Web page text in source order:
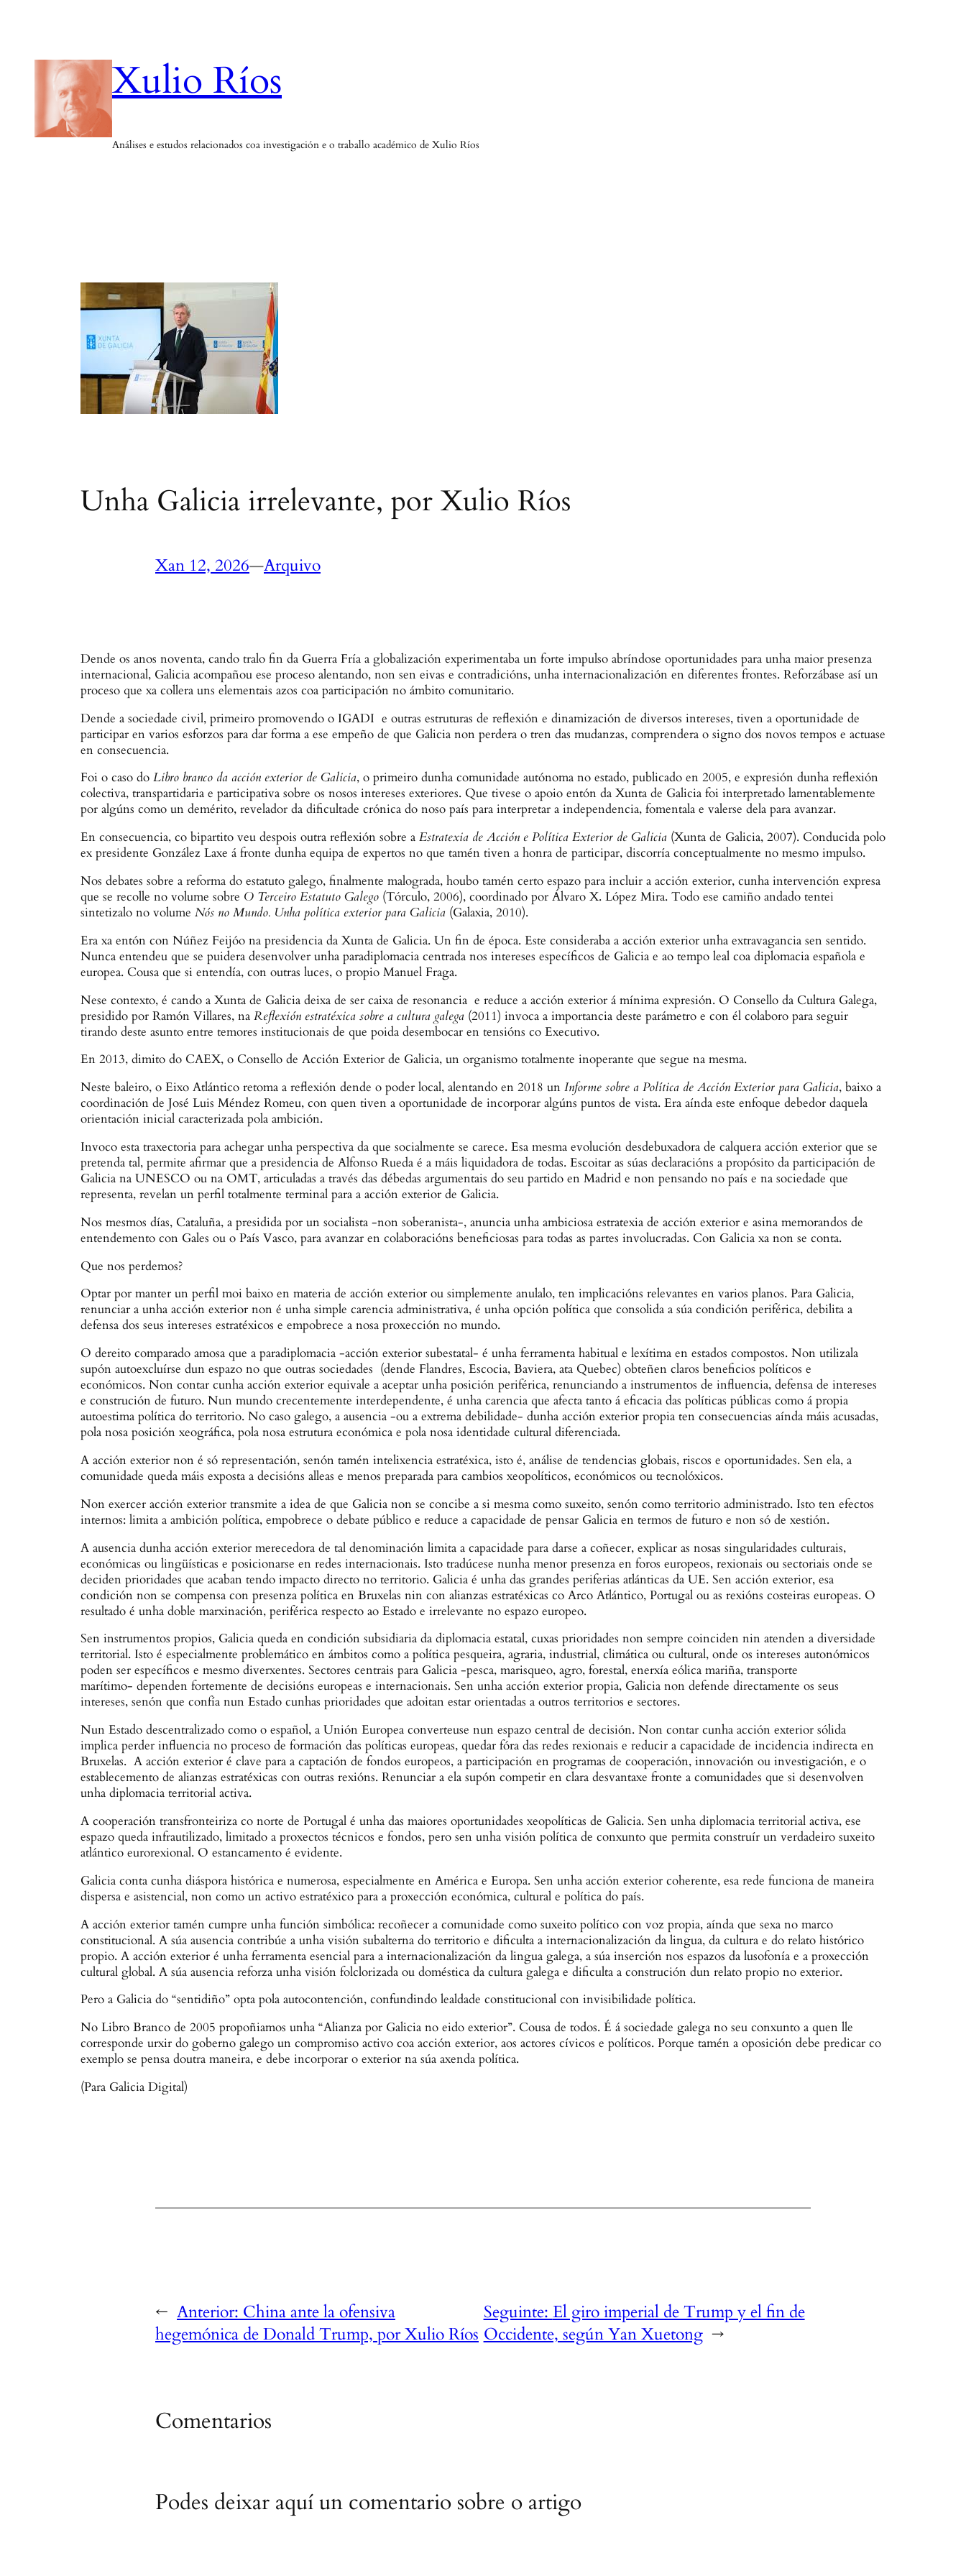
contido
Xulio Ríos
Análises e estudos relacionados coa investigación e o traballo académico de Xulio Ríos
Unha Galicia irrelevante, por Xulio Ríos
Xan 12, 2026—Arquivo
Dende os anos noventa, cando tralo fin da Guerra Fría a globalización experimentaba un forte impulso abríndose oportunidades para unha maior presenza
internacional, Galicia acompañou ese proceso alentando, non sen eivas e contradicións, unha internacionalización en diferentes frontes. Reforzábase así un
proceso que xa collera uns elementais azos coa participación no ámbito comunitario.
Dende a sociedade civil, primeiro promovendo o IGADI e outras estruturas de reflexión e dinamización de diversos intereses, tiven a oportunidade de
participar en varios esforzos para dar forma a ese empeño de que Galicia non perdera o tren das mudanzas, comprendera o signo dos novos tempos e actuase
en consecuencia.
Foi o caso do Libro branco da acción exterior de Galicia, o primeiro dunha comunidade autónoma no estado, publicado en 2005, e expresión dunha reflexión
colectiva, transpartidaria e participativa sobre os nosos intereses exteriores. Que tivese o apoio entón da Xunta de Galicia foi interpretado lamentablemente
por algúns como un demérito, revelador da dificultade crónica do noso país para interpretar a independencia, fomentala e valerse dela para avanzar.
En consecuencia, co bipartito veu despois outra reflexión sobre a Estratexia de Acción e Política Exterior de Galicia (Xunta de Galicia, 2007). Conducida polo
ex presidente González Laxe á fronte dunha equipa de expertos no que tamén tiven a honra de participar, discorría conceptualmente no mesmo impulso.
Nos debates sobre a reforma do estatuto galego, finalmente malograda, houbo tamén certo espazo para incluir a acción exterior, cunha intervención expresa
que se recolle no volume sobre O Terceiro Estatuto Galego (Tórculo, 2006), coordinado por Álvaro X. López Mira. Todo ese camiño andado tentei
sintetizalo no volume Nós no Mundo. Unha política exterior para Galicia (Galaxia, 2010).
Era xa entón con Núñez Feijóo na presidencia da Xunta de Galicia. Un fin de época. Este consideraba a acción exterior unha extravagancia sen sentido.
Nunca entendeu que se puidera desenvolver unha paradiplomacia centrada nos intereses específicos de Galicia e ao tempo leal coa diplomacia española e
europea. Cousa que si entendía, con outras luces, o propio Manuel Fraga.
Nese contexto, é cando a Xunta de Galicia deixa de ser caixa de resonancia e reduce a acción exterior á mínima expresión. O Consello da Cultura Galega,
presidido por Ramón Villares, na Reflexión estratéxica sobre a cultura galega (2011) invoca a importancia deste parámetro e con él colaboro para seguir
tirando deste asunto entre temores institucionais de que poida desembocar en tensións co Executivo.
En 2013, dimito do CAEX, o Consello de Acción Exterior de Galicia, un organismo totalmente inoperante que segue na mesma.
Neste baleiro, o Eixo Atlántico retoma a reflexión dende o poder local, alentando en 2018 un Informe sobre a Política de Acción Exterior para Galicia, baixo a
coordinación de José Luis Méndez Romeu, con quen tiven a oportunidade de incorporar algúns puntos de vista. Era aínda este enfoque debedor daquela
orientación inicial caracterizada pola ambición.
Invoco esta traxectoria para achegar unha perspectiva da que socialmente se carece. Esa mesma evolución desdebuxadora de calquera acción exterior que se
pretenda tal, permite afirmar que a presidencia de Alfonso Rueda é a máis liquidadora de todas. Escoitar as súas declaracións a propósito da participación de
Galicia na UNESCO ou na OMT, articuladas a través das débedas argumentais do seu partido en Madrid e non pensando no país e na sociedade que
representa, revelan un perfil totalmente terminal para a acción exterior de Galicia.
Nos mesmos días, Cataluña, a presidida por un socialista -non soberanista-, anuncia unha ambiciosa estratexia de acción exterior e asina memorandos de
entendemento con Gales ou o País Vasco, para avanzar en colaboracións beneficiosas para todas as partes involucradas. Con Galicia xa non se conta.
Que nos perdemos?
Optar por manter un perfil moi baixo en materia de acción exterior ou simplemente anulalo, ten implicacións relevantes en varios planos. Para Galicia,
renunciar a unha acción exterior non é unha simple carencia administrativa, é unha opción política que consolida a súa condición periférica, debilita a
defensa dos seus intereses estratéxicos e empobrece a nosa proxección no mundo.
O dereito comparado amosa que a paradiplomacia -acción exterior subestatal- é unha ferramenta habitual e lexítima en estados compostos. Non utilizala
supón autoexcluírse dun espazo no que outras sociedades (dende Flandres, Escocia, Baviera, ata Quebec) obteñen claros beneficios políticos e
económicos. Non contar cunha acción exterior equivale a aceptar unha posición periférica, renunciando a instrumentos de influencia, defensa de intereses
e construción de futuro. Nun mundo crecentemente interdependente, é unha carencia que afecta tanto á eficacia das políticas públicas como á propia
autoestima política do territorio. No caso galego, a ausencia -ou a extrema debilidade- dunha acción exterior propia ten consecuencias aínda máis acusadas,
pola nosa posición xeográfica, pola nosa estrutura económica e pola nosa identidade cultural diferenciada.
A acción exterior non é só representación, senón tamén intelixencia estratéxica, isto é, análise de tendencias globais, riscos e oportunidades. Sen ela, a
comunidade queda máis exposta a decisións alleas e menos preparada para cambios xeopolíticos, económicos ou tecnolóxicos.
Non exercer acción exterior transmite a idea de que Galicia non se concibe a si mesma como suxeito, senón como territorio administrado. Isto ten efectos
internos: limita a ambición política, empobrece o debate público e reduce a capacidade de pensar Galicia en termos de futuro e non só de xestión.
A ausencia dunha acción exterior merecedora de tal denominación limita a capacidade para darse a coñecer, explicar as nosas singularidades culturais,
económicas ou lingüísticas e posicionarse en redes internacionais. Isto tradúcese nunha menor presenza en foros europeos, rexionais ou sectoriais onde se
deciden prioridades que acaban tendo impacto directo no territorio. Galicia é unha das grandes periferias atlánticas da UE. Sen acción exterior, esa
condición non se compensa con presenza política en Bruxelas nin con alianzas estratéxicas co Arco Atlántico, Portugal ou as rexións costeiras europeas. O
resultado é unha doble marxinación, periférica respecto ao Estado e irrelevante no espazo europeo.
Sen instrumentos propios, Galicia queda en condición subsidiaria da diplomacia estatal, cuxas prioridades non sempre coinciden nin atenden a diversidade
territorial. Isto é especialmente problemático en ámbitos como a política pesqueira, agraria, industrial, climática ou cultural, onde os intereses autonómicos
poden ser específicos e mesmo diverxentes. Sectores centrais para Galicia -pesca, marisqueo, agro, forestal, enerxía eólica mariña, transporte
marítimo- dependen fortemente de decisións europeas e internacionais. Sen unha acción exterior propia, Galicia non defende directamente os seus
intereses, senón que confía nun Estado cunhas prioridades que adoitan estar orientadas a outros territorios e sectores.
Nun Estado descentralizado como o español, a Unión Europea converteuse nun espazo central de decisión. Non contar cunha acción exterior sólida
implica perder influencia no proceso de formación das políticas europeas, quedar fóra das redes rexionais e reducir a capacidade de incidencia indirecta en
Bruxelas. A acción exterior é clave para a captación de fondos europeos, a participación en programas de cooperación, innovación ou investigación, e o
establecemento de alianzas estratéxicas con outras rexións. Renunciar a ela supón competir en clara desvantaxe fronte a comunidades que si desenvolven
unha diplomacia territorial activa.
A cooperación transfronteiriza co norte de Portugal é unha das maiores oportunidades xeopolíticas de Galicia. Sen unha diplomacia territorial activa, ese
espazo queda infrautilizado, limitado a proxectos técnicos e fondos, pero sen unha visión política de conxunto que permita construír un verdadeiro suxeito
atlántico eurorexional. O estancamento é evidente.
Galicia conta cunha diáspora histórica e numerosa, especialmente en América e Europa. Sen unha acción exterior coherente, esa rede funciona de maneira
dispersa e asistencial, non como un activo estratéxico para a proxección económica, cultural e política do país.
A acción exterior tamén cumpre unha función simbólica: recoñecer a comunidade como suxeito político con voz propia, aínda que sexa no marco
constitucional. A súa ausencia contribúe a unha visión subalterna do territorio e dificulta a internacionalización da lingua, da cultura e do relato histórico
propio. A acción exterior é unha ferramenta esencial para a internacionalización da lingua galega, a súa inserción nos espazos da lusofonía e a proxección
cultural global. A súa ausencia reforza unha visión folclorizada ou doméstica da cultura galega e dificulta a construción dun relato propio no exterior.
Pero a Galicia do “sentidiño” opta pola autocontención, confundindo lealdade constitucional con invisibilidade política.
No Libro Branco de 2005 propoñiamos unha “Alianza por Galicia no eido exterior”. Cousa de todos. É á sociedade galega no seu conxunto a quen lle
corresponde urxir do goberno galego un compromiso activo coa acción exterior, aos actores cívicos e políticos. Porque tamén a oposición debe predicar co
exemplo se pensa doutra maneira, e debe incorporar o exterior na súa axenda política.
(Para Galicia Digital)
← Anterior: China ante la ofensiva
hegemónica de Donald Trump, por Xulio Ríos
Seguinte: El giro imperial de Trump y el fin de
Occidente, según Yan Xuetong →
Comentarios
Podes deixar aquí un comentario sobre o artigo